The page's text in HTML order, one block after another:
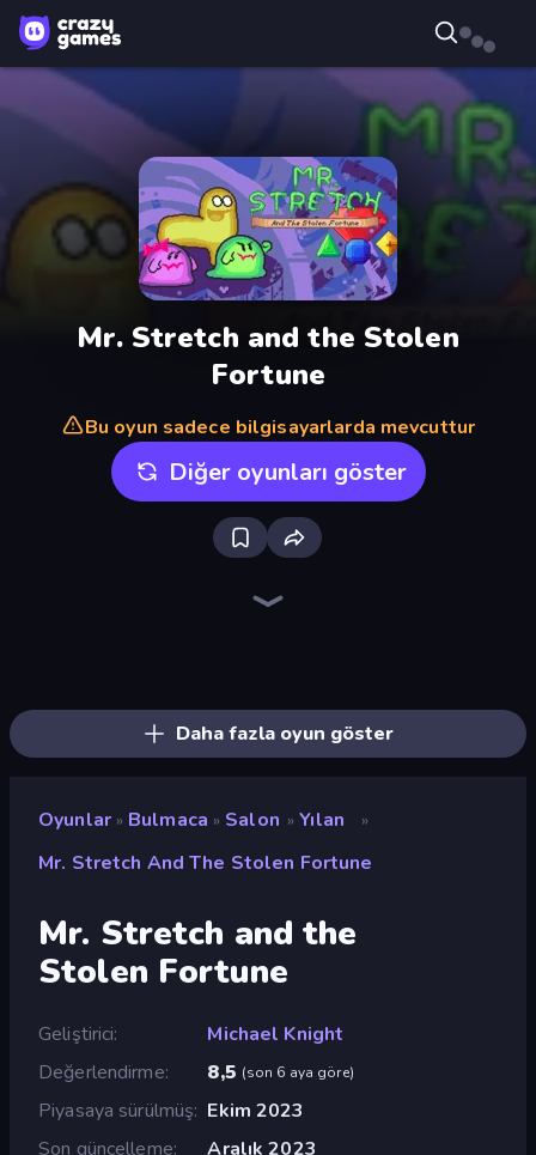
Mr. Stretch and the Stolen
Fortune
Bu oyun sadece bilgisayarlarda mevcuttur
Diğer oyunları göster
Daha fazla oyun göster
Oyunlar » Bulmaca » Salon » Yılan »
Mr. Stretch And The Stolen Fortune
Mr. Stretch and the
Stolen Fortune
Geliştirici
Michael Knight
Değerlendirme
8,5 (son 6 aya göre)
Piyasaya sürülmüş Ekim 2023
Son güncelleme
Aralık 2023